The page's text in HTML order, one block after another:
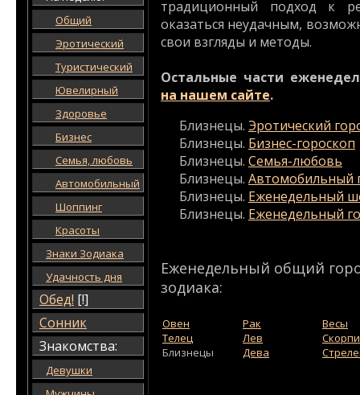
Общий
Эротический
Туристический
Ювелирный
Здоровье
Бизнес
Семья, любовь
Автомобильный
Шоппинг
Красоты
Знаки Зодиака
Удачность дня
Обед! [!]
Сонник
Знакомства:
Девушки
традиционный подход к
оказаться неудачным,
свои взгляды и методы.
Остальные части
на нашем сайте.
Близнецы. Эротический
Близнецы. Бизнес-гороскоп
Близнецы. Семья-любовь
Близнецы. Автомобильный
Близнецы. Еженедельный
Близнецы. Еженедельный
Еженедельный общий
зодиака:
Овен
Телец
Близнецы
Рак
Лев
Дева
Весы